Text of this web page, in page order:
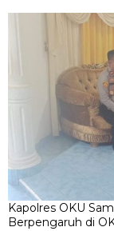
Kapolres OKU
Berpengaruh di